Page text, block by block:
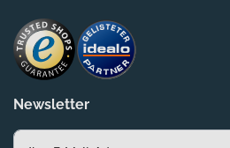
Newsletter